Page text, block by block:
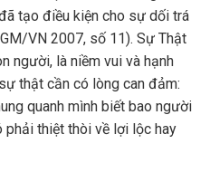
tạo điều kiện cho sự dối trá
VN 2007, số 11). Sự Thật
người, là niềm vui và hạnh
thật cần có lòng can đảm:
quanh mình biết bao người
phải thiệt thòi về lợi lộc hay